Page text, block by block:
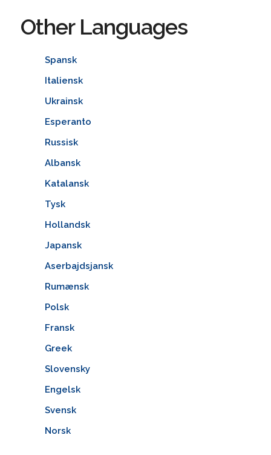
Other Languages
Spansk
Italiensk
Ukrainsk
Esperanto
Russisk
Albansk
Katalansk
Tysk
Hollandsk
Japansk
Aserbajdsjansk
Rumænsk
Polsk
Fransk
Greek
Slovensky
Engelsk
Svensk
Norsk